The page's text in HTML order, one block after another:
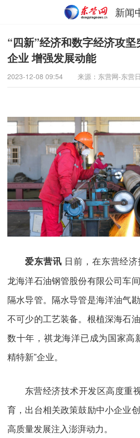
新闻
“四新”经济和数字经济攻
企业 增强发展动能
2023-12-08 09:54 来源：东营网-东营
爱东营讯 日前，在东营经
龙海洋石油钢管股份有限公司车
隔水导管。隔水导管是海洋油气
不可少的工艺装备。根植深海石
数十年，祺龙海洋已成为国家高
精特新”企业。
东营经济技术开发区高度重
育，出台相关政策鼓励中小企业
高质量发展注入澎湃动力。